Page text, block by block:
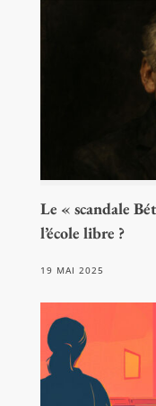
Le « scandale
l’école libre ?
19 MAI 2025